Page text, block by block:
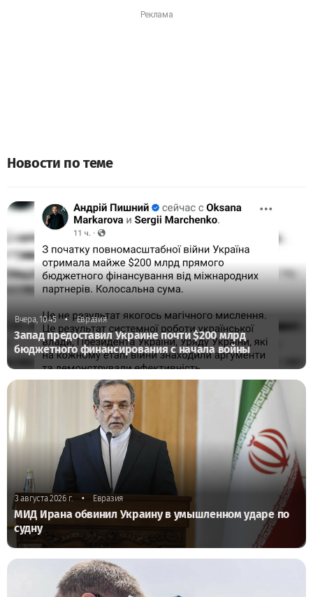
Новости по теме
Вчера, 10:45 • Евразия
Запад предоставил Украине почти $200 млрд
бюджетного финансирования с начала войны
3 августа 2026 г. • Евразия
МИД Ирана обвинил Украину в умышленном ударе по
судну